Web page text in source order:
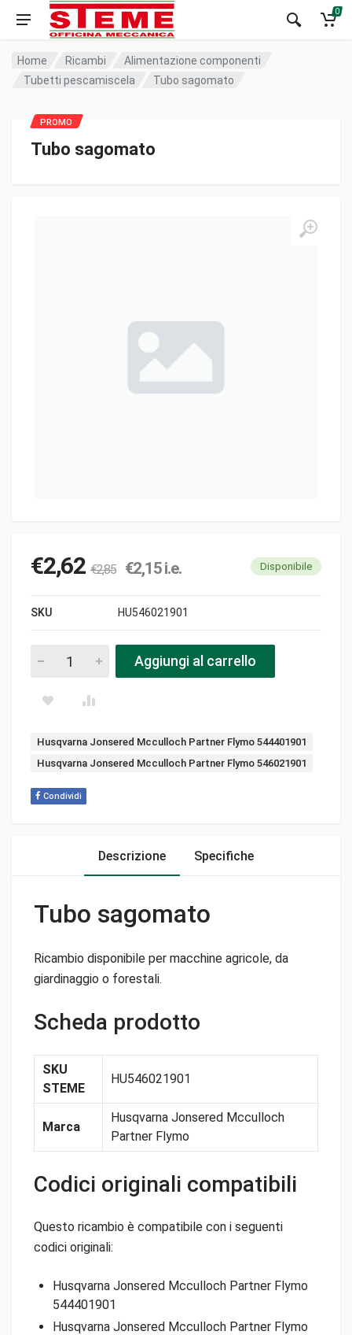
0
Home Ricambi
Alimentazione componenti
Tubetti pescamiscela
Tubo sagomato
Tubo sagomato
€2,62 €2,85 €2,15i.e. Disponibile
SKU HU546021901
Tubo sagomato pezziAggiungi al carrello
Tags:
Husqvarna Jonsered Mcculloch Partner Flymo 544401901
Husqvarna Jonsered Mcculloch Partner Flymo 546021901
Condividi
Descrizione Specifiche
Tubo sagomato
Ricambio disponibile per macchine agricole, da
giardinaggio o forestali.
Scheda prodotto
SKU
STEME
HU546021901
Marca
Husqvarna Jonsered Mcculloch
Partner Flymo
Codici originali compatibili
Questo ricambio è compatibile con i seguenti
codici originali:
Husqvarna Jonsered Mcculloch Partner Flymo
544401901
Husqvarna Jonsered Mcculloch Partner Flymo